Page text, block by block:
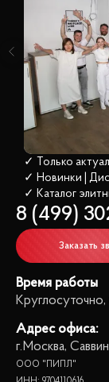
✓ Только
✓ Новинки |
✓ Каталог
8 (499)
Заказать
Время работы
Адрес офиса:
г.Москва,
ООО "ПИПЛ"